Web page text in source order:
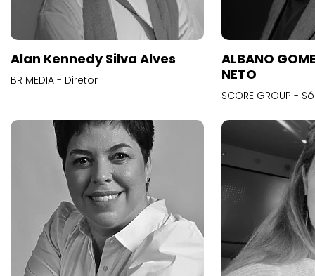
Alan Kennedy Silva Alves
BR MEDIA - Diretor
ALBANO
NETO
SCORE GROUP -